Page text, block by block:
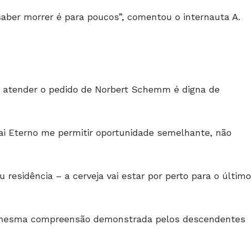
morrer é para poucos”, comentou o internauta A.
o pedido de Norbert Schemm é digna de
Eterno me permitir oportunidade semelhante, não
residência – a cerveja vai estar por perto para o último
compreensão demonstrada pelos descendentes